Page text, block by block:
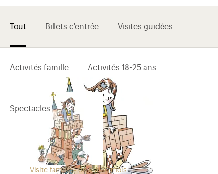
Tout Billets d'entrée Visites guidées
Activités famille Activités 18-25 ans
Spectacles
Visite famille - de 6 à 36 mois